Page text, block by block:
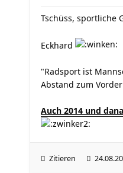
Tschüss, sportliche
Eckhard
"Radsport ist
Abstand zum
Auch 2014 und
Zitieren